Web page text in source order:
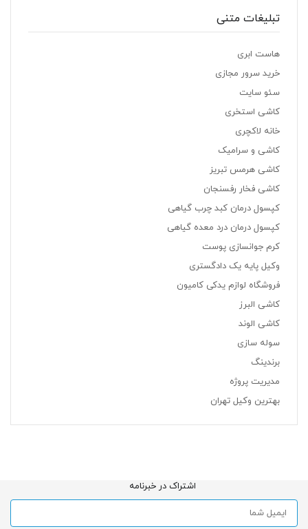
تبلیغات متنی
هاست ابری
خرید سرور مجازی
سئو سایت
کاشی استخری
خانه لاکچری
کاشی و سرامیک
کاشی هرمس تبریز
کاشی فخار رفسنجان
کپسول درمان کبد چرب گیاهی
کپسول درمان درد معده گیاهی
کرم جوانسازی پوست
وکیل پایه یک دادگستری
فروشگاه لوازم یدکی کامیون
کاشی البرز
کاشی الوند
سوله سازی
برندینگ
مدیریت پروژه
بهترین وکیل تهران
اشتراک در خبرنامه